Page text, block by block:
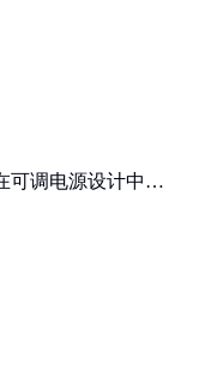
可调电源设计中的